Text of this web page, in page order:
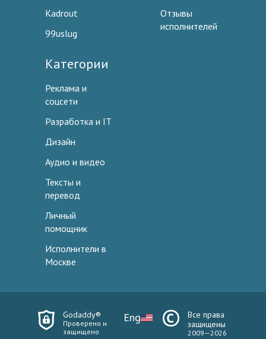
Kadrout
99uslug
Отзывы
исполнителей
Категории
Реклама и
соцсети
Разработка и IT
Дизайн
Аудио и видео
Тексты и
перевод
Личный
помощник
Исполнители в
Москве
Godaddy®
Проверено и
защищено
Eng
Все права
защищены
2009—2026